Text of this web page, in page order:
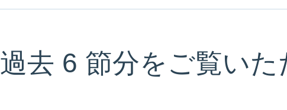
去 6 節分をご覧いた